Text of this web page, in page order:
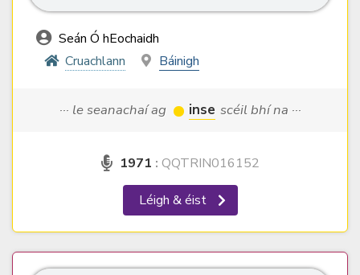
Seán Ó hEochaidh
Cruachlann
Báinigh
··· le seanachaí ag inse scéil bhí na ···
1971 : QQTRIN016152
Léigh & éist